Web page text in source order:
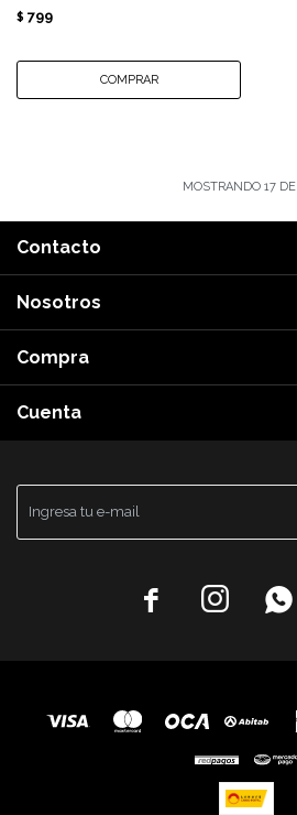
$ 799
MOSTRANDO 17DE
  
Contacto
Nosotros
Compra
Cuenta